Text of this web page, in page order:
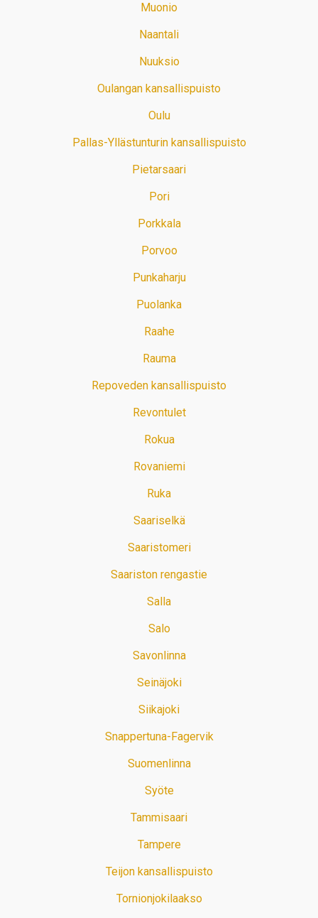
Muonio
Naantali
Nuuksio
Oulangan kansallispuisto
Oulu
Pallas-Yllästunturin kansallispuisto
Pietarsaari
Pori
Porkkala
Porvoo
Punkaharju
Puolanka
Raahe
Rauma
Repoveden kansallispuisto
Revontulet
Rokua
Rovaniemi
Ruka
Saariselkä
Saaristomeri
Saariston rengastie
Salla
Salo
Savonlinna
Seinäjoki
Siikajoki
Snappertuna-Fagervik
Suomenlinna
Syöte
Tammisaari
Tampere
Teijon kansallispuisto
Tornionjokilaakso